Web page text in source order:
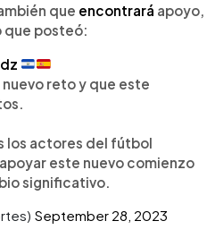
que encontrará apoyo,
que posteó:
reto y que este
los actores del fútbol
este nuevo comienzo
significativo.
September 28, 2023